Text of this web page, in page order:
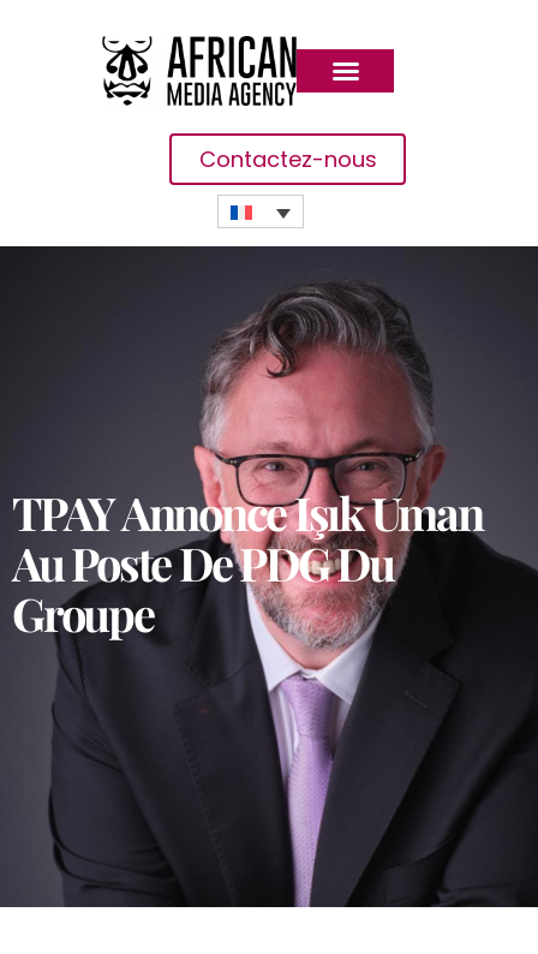
Contactez-nous
TPAY Annonce Işık Uman
Au Poste De PDG Du
Groupe